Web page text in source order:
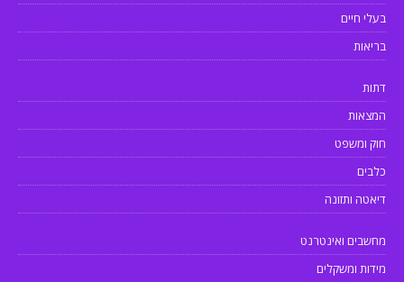
בעלי חיים
בריאות
דתות
המצאות
חוק ומשפט
כלבים
דיאטה ותזונה
מחשבים ואינטרנט
מידות ומשקלים